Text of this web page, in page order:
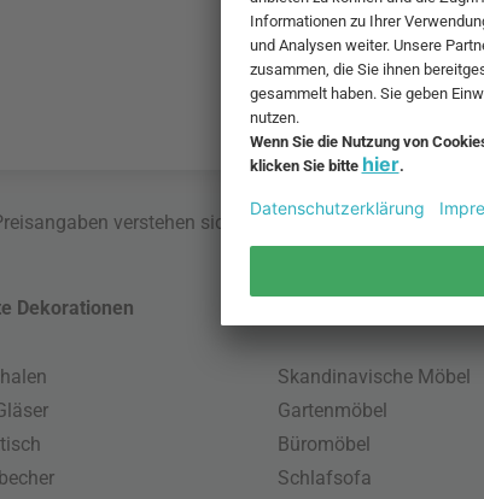
verstehen sich inklusive MwSt. und zzgl.
Dekorationen
Skandinavische Möbel
Gartenmöbel
Büromöbel
Schlafsofa